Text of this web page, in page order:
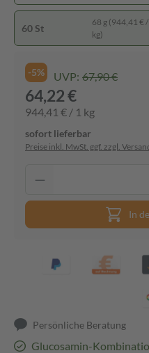
60 St
68 g (944,41 € /
kg)
-5% UVP: 67,90 €
64,22 €
944,41 € / 1 kg
sofort lieferbar
Preise inkl. MwSt. ggf. zzgl.
In
Persönliche Beratung
Glucosamin-